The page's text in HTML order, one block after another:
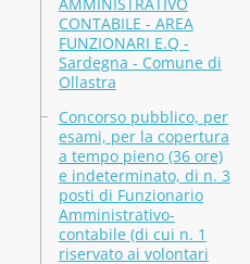
CONTABILE - AREA
FUNZIONARI E.Q -
Sardegna - Comune di
Ollastra
Concorso pubblico, per
esami, per la copertura
a tempo pieno (36 ore)
e indeterminato, di n. 3
posti di Funzionario
Amministrativo-
contabile (di cui n. 1
riservato ai volontari